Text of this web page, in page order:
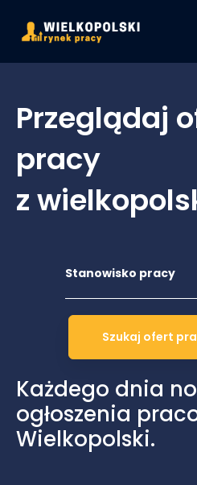
Przeglądaj
pracy
z
Każdego dnia
ogłoszenia
Wielkopolski.